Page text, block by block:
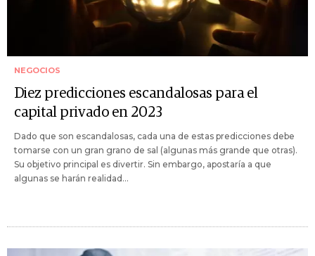
NEGOCIOS
Diez predicciones escandalosas para el
capital privado en 2023
Dado que son escandalosas, cada una de estas predicciones debe
tomarse con un gran grano de sal (algunas más grande que otras).
Su objetivo principal es divertir. Sin embargo, apostaría a que
algunas se harán realidad...